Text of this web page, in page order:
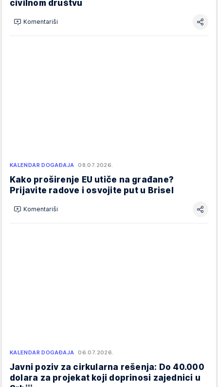
civilnom društvu
Komentariši
KALENDAR DOGAĐAJA 08.07.2026.
Kako proširenje EU utiče na građane?
Prijavite radove i osvojite put u Brisel
Komentariši
KALENDAR DOGAĐAJA 06.07.2026.
Javni poziv za cirkularna rešenja: Do 40.000
dolara za projekat koji doprinosi zajednici u